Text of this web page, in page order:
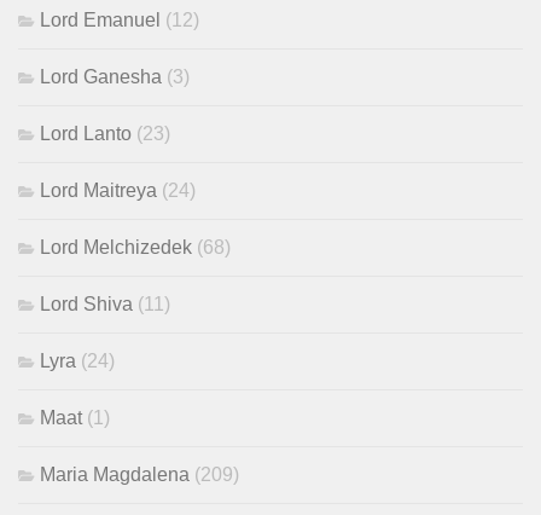
Lord Emanuel (12)
Lord Ganesha (3)
Lord Lanto (23)
Lord Maitreya (24)
Lord Melchizedek (68)
Lord Shiva (11)
Lyra (24)
Maat (1)
Maria Magdalena (209)